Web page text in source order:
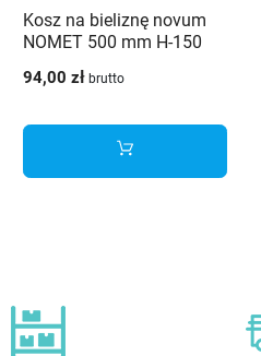
Kosz na bieliznę novum
NOMET 500 mm H-150
94,00 zł brutto